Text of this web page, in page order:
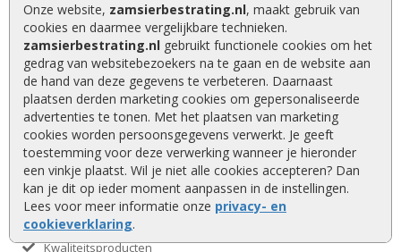
Onze website, zamsierbestrating.nl, maakt gebruik van
cookies en daarmee vergelijkbare technieken.
zamsierbestrating.nl gebruikt functionele cookies om het
gedrag van websitebezoekers na te gaan en de website aan
de hand van deze gegevens te verbeteren. Daarnaast
plaatsen derden marketing cookies om gepersonaliseerde
advertenties te tonen. Met het plaatsen van marketing
cookies worden persoonsgegevens verwerkt. Je geeft
toestemming voor deze verwerking wanneer je hieronder
een vinkje plaatst. Wil je niet alle cookies accepteren? Dan
kan je dit op ieder moment aanpassen in de instellingen.
Lees voor meer informatie onze privacy- en
cookieverklaring.
Advies of vragen?
We helpen u graag
0320 252 811
info@zamsierbestrating.nl
Kaapstanderweg 41, 8243 RB Lelystad
Deskundig advies
Kwaliteitsproducten